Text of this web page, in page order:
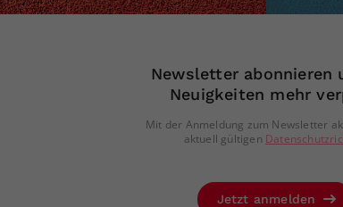
Newsletter abonnieren
Neuigkeiten mehr
Mit der Anmeldung zum Newsletter
aktuell gültigen
Jetzt anmelden